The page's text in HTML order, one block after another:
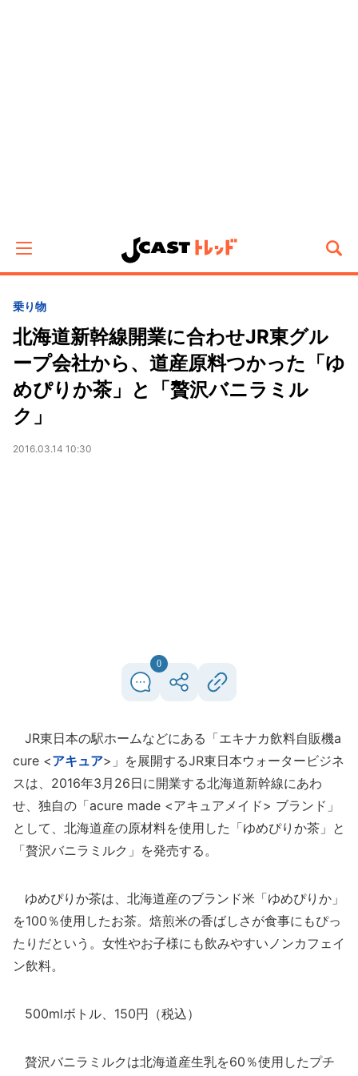
乗り物
北海道新幹線開業に合わせJR東グル
ープ会社から、道産原料つかった「ゆ
めぴりか茶」と「贅沢バニラミル
ク」
2016.03.14 10:30
0
JR東日本の駅ホームなどにある「エキナカ飲料自販機a
cure <アキュア>」を展開するJR東日本ウォータービジネ
スは、2016年3月26日に開業する北海道新幹線にあわ
せ、独自の「acure made <アキュアメイド> ブランド」
として、北海道産の原材料を使用した「ゆめぴりか茶」と
「贅沢バニラミルク」を発売する。
ゆめぴりか茶は、北海道産のブランド米「ゆめぴりか」
を100％使用したお茶。焙煎米の香ばしさが食事にもぴっ
たりだという。女性やお子様にも飲みやすいノンカフェイ
ン飲料。
500mlボトル、150円（税込）
贅沢バニラミルクは北海道産生乳を60％使用したプチ